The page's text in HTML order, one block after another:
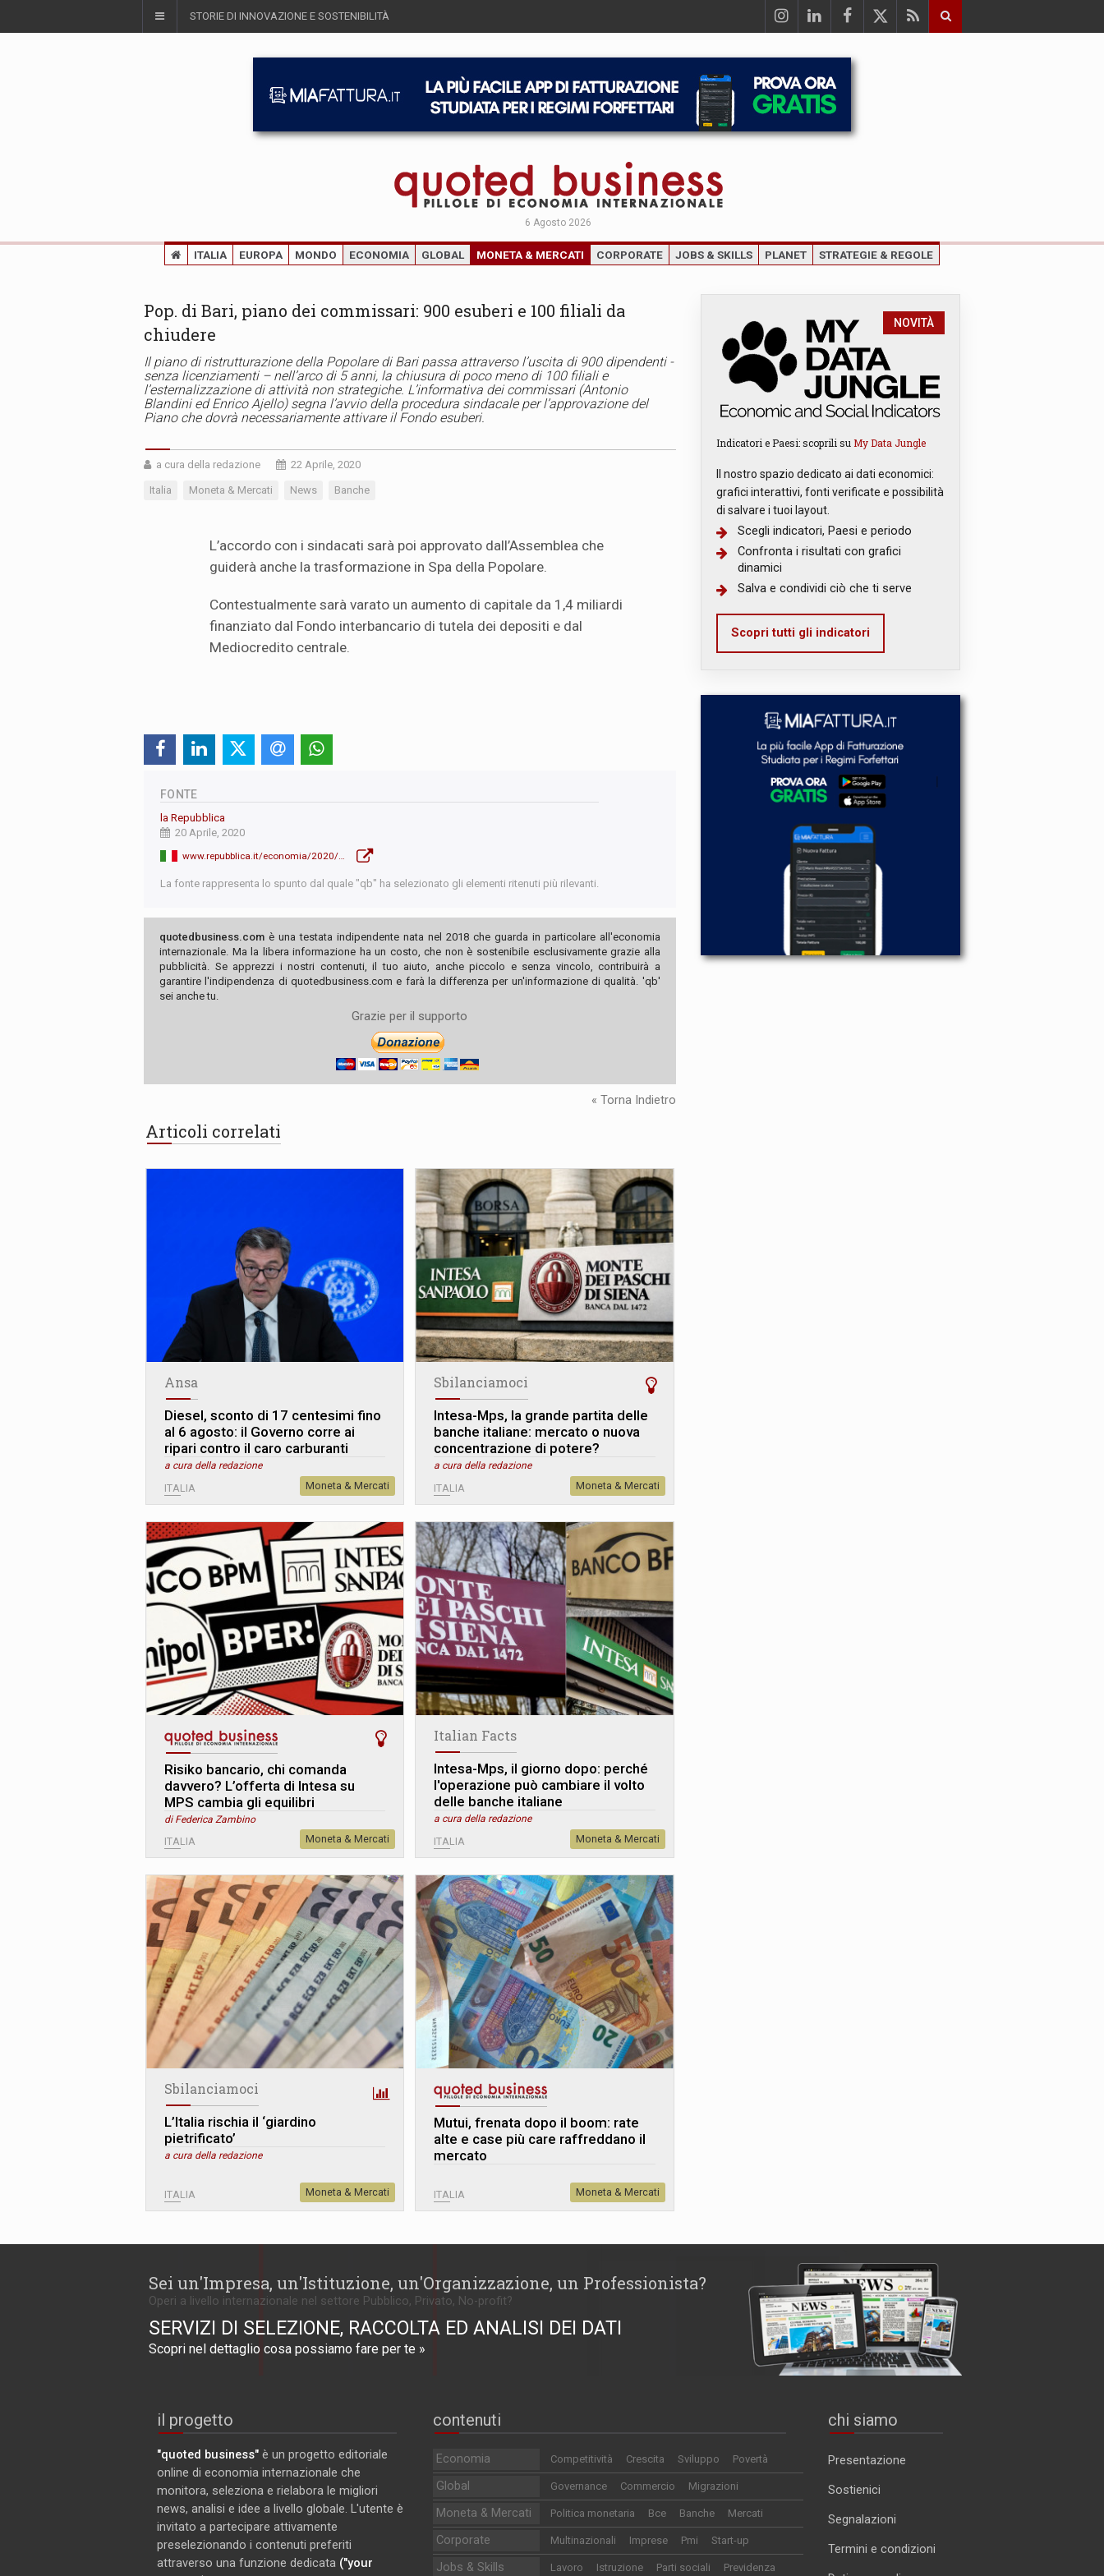
STORIE DI INNOVAZIONE E SOSTENIBILITÀ
6 Agosto 2026
ITALIA EUROPA MONDO ECONOMIA GLOBAL MONETA & MERCATI CORPORATE JOBS & SKILLS PLANET STRATEGIE & REGOLE
Pop. di Bari, piano dei commissari: 900 esuberi e 100 filiali da
chiudere
Il piano di ristrutturazione della Popolare di Bari passa attraverso l’uscita di 900 dipendenti -
senza licenziamenti – nell’arco di 5 anni, la chiusura di poco meno di 100 filiali e
l’esternalizzazione di attività non strategiche. L’informativa dei commissari (Antonio
Blandini ed Enrico Ajello) segna l’avvio della procedura sindacale per l’approvazione del
Piano che dovrà necessariamente attivare il Fondo esuberi.
a cura della redazione 22 Aprile, 2020
Italia Moneta & Mercati News Banche
L’accordo con i sindacati sarà poi approvato dall’Assemblea che
guiderà anche la trasformazione in Spa della Popolare.
Contestualmente sarà varato un aumento di capitale da 1,4 miliardi
finanziato dal Fondo interbancario di tutela dei depositi e dal
Mediocredito centrale.
FONTE
la Repubblica
20 Aprile, 2020
www.repubblica.it/economia/2020/04/20/news/popolare_di_bari_piano_dei_commissari_900_esuberi_e_100_filiali_da_chiudere-254555332/
La fonte rappresenta lo spunto dal quale "qb" ha selezionato gli elementi ritenuti più rilevanti.
quotedbusiness.com è una testata indipendente nata nel 2018 che guarda in particolare all'economia
internazionale. Ma la libera informazione ha un costo, che non è sostenibile esclusivamente grazie alla
pubblicità. Se apprezzi i nostri contenuti, il tuo aiuto, anche piccolo e senza vincolo, contribuirà a
garantire l'indipendenza di quotedbusiness.com e farà la differenza per un'informazione di qualità. 'qb'
sei anche tu.
Grazie per il supporto
« Torna Indietro
Articoli correlati
Ansa
Diesel, sconto di 17 centesimi fino
al 6 agosto: il Governo corre ai
ripari contro il caro carburanti
a cura della redazione
ITALIA Moneta & Mercati
Sbilanciamoci
Intesa-Mps, la grande partita delle
banche italiane: mercato o nuova
concentrazione di potere?
a cura della redazione
ITALIA Moneta & Mercati
Risiko bancario, chi comanda
davvero? L’offerta di Intesa su
MPS cambia gli equilibri
di Federica Zambino
ITALIA Moneta & Mercati
Italian Facts
Intesa-Mps, il giorno dopo: perché
l'operazione può cambiare il volto
delle banche italiane
a cura della redazione
ITALIA Moneta & Mercati
Sbilanciamoci
L’Italia rischia il ‘giardino
pietrificato’
a cura della redazione
ITALIA Moneta & Mercati
Mutui, frenata dopo il boom: rate
alte e case più care raffreddano il
mercato
ITALIA Moneta & Mercati
NOVITÀ
Indicatori e Paesi: scoprili su My Data Jungle
Il nostro spazio dedicato ai dati economici:
grafici interattivi, fonti verificate e possibilità
di salvare i tuoi layout.
Scegli indicatori, Paesi e periodo
Confronta i risultati con grafici
dinamici
Salva e condividi ciò che ti serve
Scopri tutti gli indicatori
Sei un'Impresa, un'Istituzione, un'Organizzazione, un Professionista?
Operi a livello internazionale nel settore Pubblico, Privato, No-profit?
SERVIZI DI SELEZIONE, RACCOLTA ED ANALISI DEI DATI
Scopri nel dettaglio cosa possiamo fare per te »
il progetto
"quoted business" è un progetto editoriale
online di economia internazionale che
monitora, seleziona e rielabora le migliori
news, analisi e idee a livello globale. L'utente è
invitato a partecipare attivamente
preselezionando i contenuti preferiti
attraverso una funzione dedicata ("your
contenuti
Economia Competitività Crescita Sviluppo Povertà
Global Governance Commercio Migrazioni
Moneta & Mercati Politica monetaria Bce Banche Mercati
Corporate Multinazionali Imprese Pmi Start-up
Jobs & Skills Lavoro Istruzione Parti sociali Previdenza
chi siamo
Presentazione
Sostienici
Segnalazioni
Termini e condizioni